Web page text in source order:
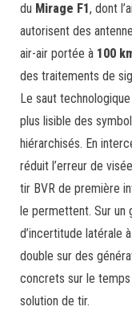
du Mirage F1, dont
autorisent des
air-air portée à 100
des traitements de
Le saut
plus lisible des
hiérarchisés. En
réduit l’erreur de
tir BVR de première
le permettent. Sur un
d’incertitude latérale
double sur des
concrets sur le
solution de tir.